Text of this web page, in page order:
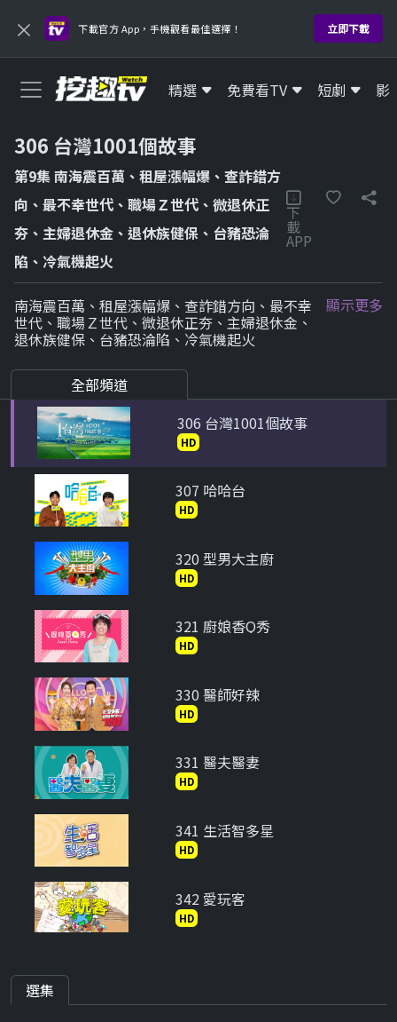
× 下載官方 App，手機觀看最佳選擇！ 立即下載
精選 免費看TV 短劇 影
306 台灣1001個故事
第9集 南海震百萬、租屋漲幅爆、查詐錯方
向、最不幸世代、職場Ｚ世代、微退休正
夯、主婦退休金、退休族健保、台豬恐淪
陷、冷氣機起火
下
載
APP
南海震百萬、租屋漲幅爆、查詐錯方向、最不幸
世代、職場Ｚ世代、微退休正夯、主婦退休金、
退休族健保、台豬恐淪陷、冷氣機起火
顯示更多
全部頻道
272 My Cinema Europe HD我的歐洲電影
HD
301 天才衝衝衝
HD
302 費玉清時間之小哥愛說笑
HD
303 台灣啟示錄
HD
304 全民星攻略
HD
305 現代啟示錄
HD
306 台灣1001個故事
HD
307 哈哈台
HD
320 型男大主廚
HD
321 廚娘香Q秀
HD
330 醫師好辣
HD
331 醫夫醫妻
HD
341 生活智多星
HD
342 愛玩客
HD
選集